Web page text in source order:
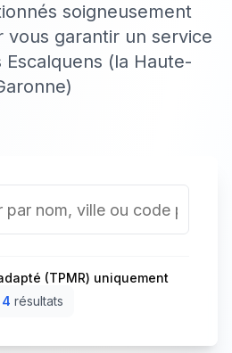
soigneusement
vous garantir un service
(la Haute-
(TPMR) uniquement
4 résultats